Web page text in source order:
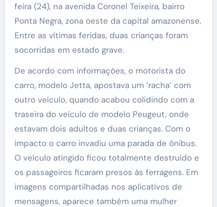
feira (24), na avenida Coronel Teixeira, bairro
Ponta Negra, zona oeste da capital amazonense.
Entre as vítimas feridas, duas crianças foram
socorridas em estado grave.
De acordo com informações, o motorista do
carro, modelo Jetta, apostava um ‘racha’ com
outro veículo, quando acabou colidindo com a
traseira do veículo de modelo Peugeut, onde
estavam dois adultos e duas crianças. Com o
impacto o carro invadiu uma parada de ônibus.
O veículo atingido ficou totalmente destruído e
os passageiros ficaram presos às ferragens. Em
imagens compartilhadas nos aplicativos de
mensagens, aparece também uma mulher